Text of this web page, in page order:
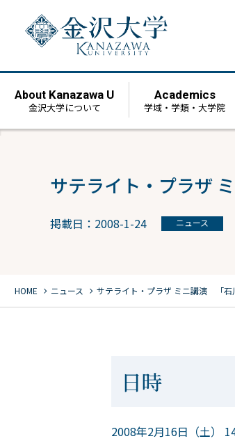
About Kanazawa U
金沢大学について
Academics
学域・学類・大学院
サテライト・プラザ
掲載日：2008-1-24 ニュース
HOME chevron_right ニュース chevron_right サテライト・プラザ ミニ講演 「石
日時
2008年2月16日（土）